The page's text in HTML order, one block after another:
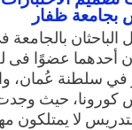
بل وأثر
عند
Twitter
Email
بجامعة ظفار
بالجامعة
أحدهما عضوًا فى
في سلطنة عُمان،
كورونا، حيث
لا يمتلكون